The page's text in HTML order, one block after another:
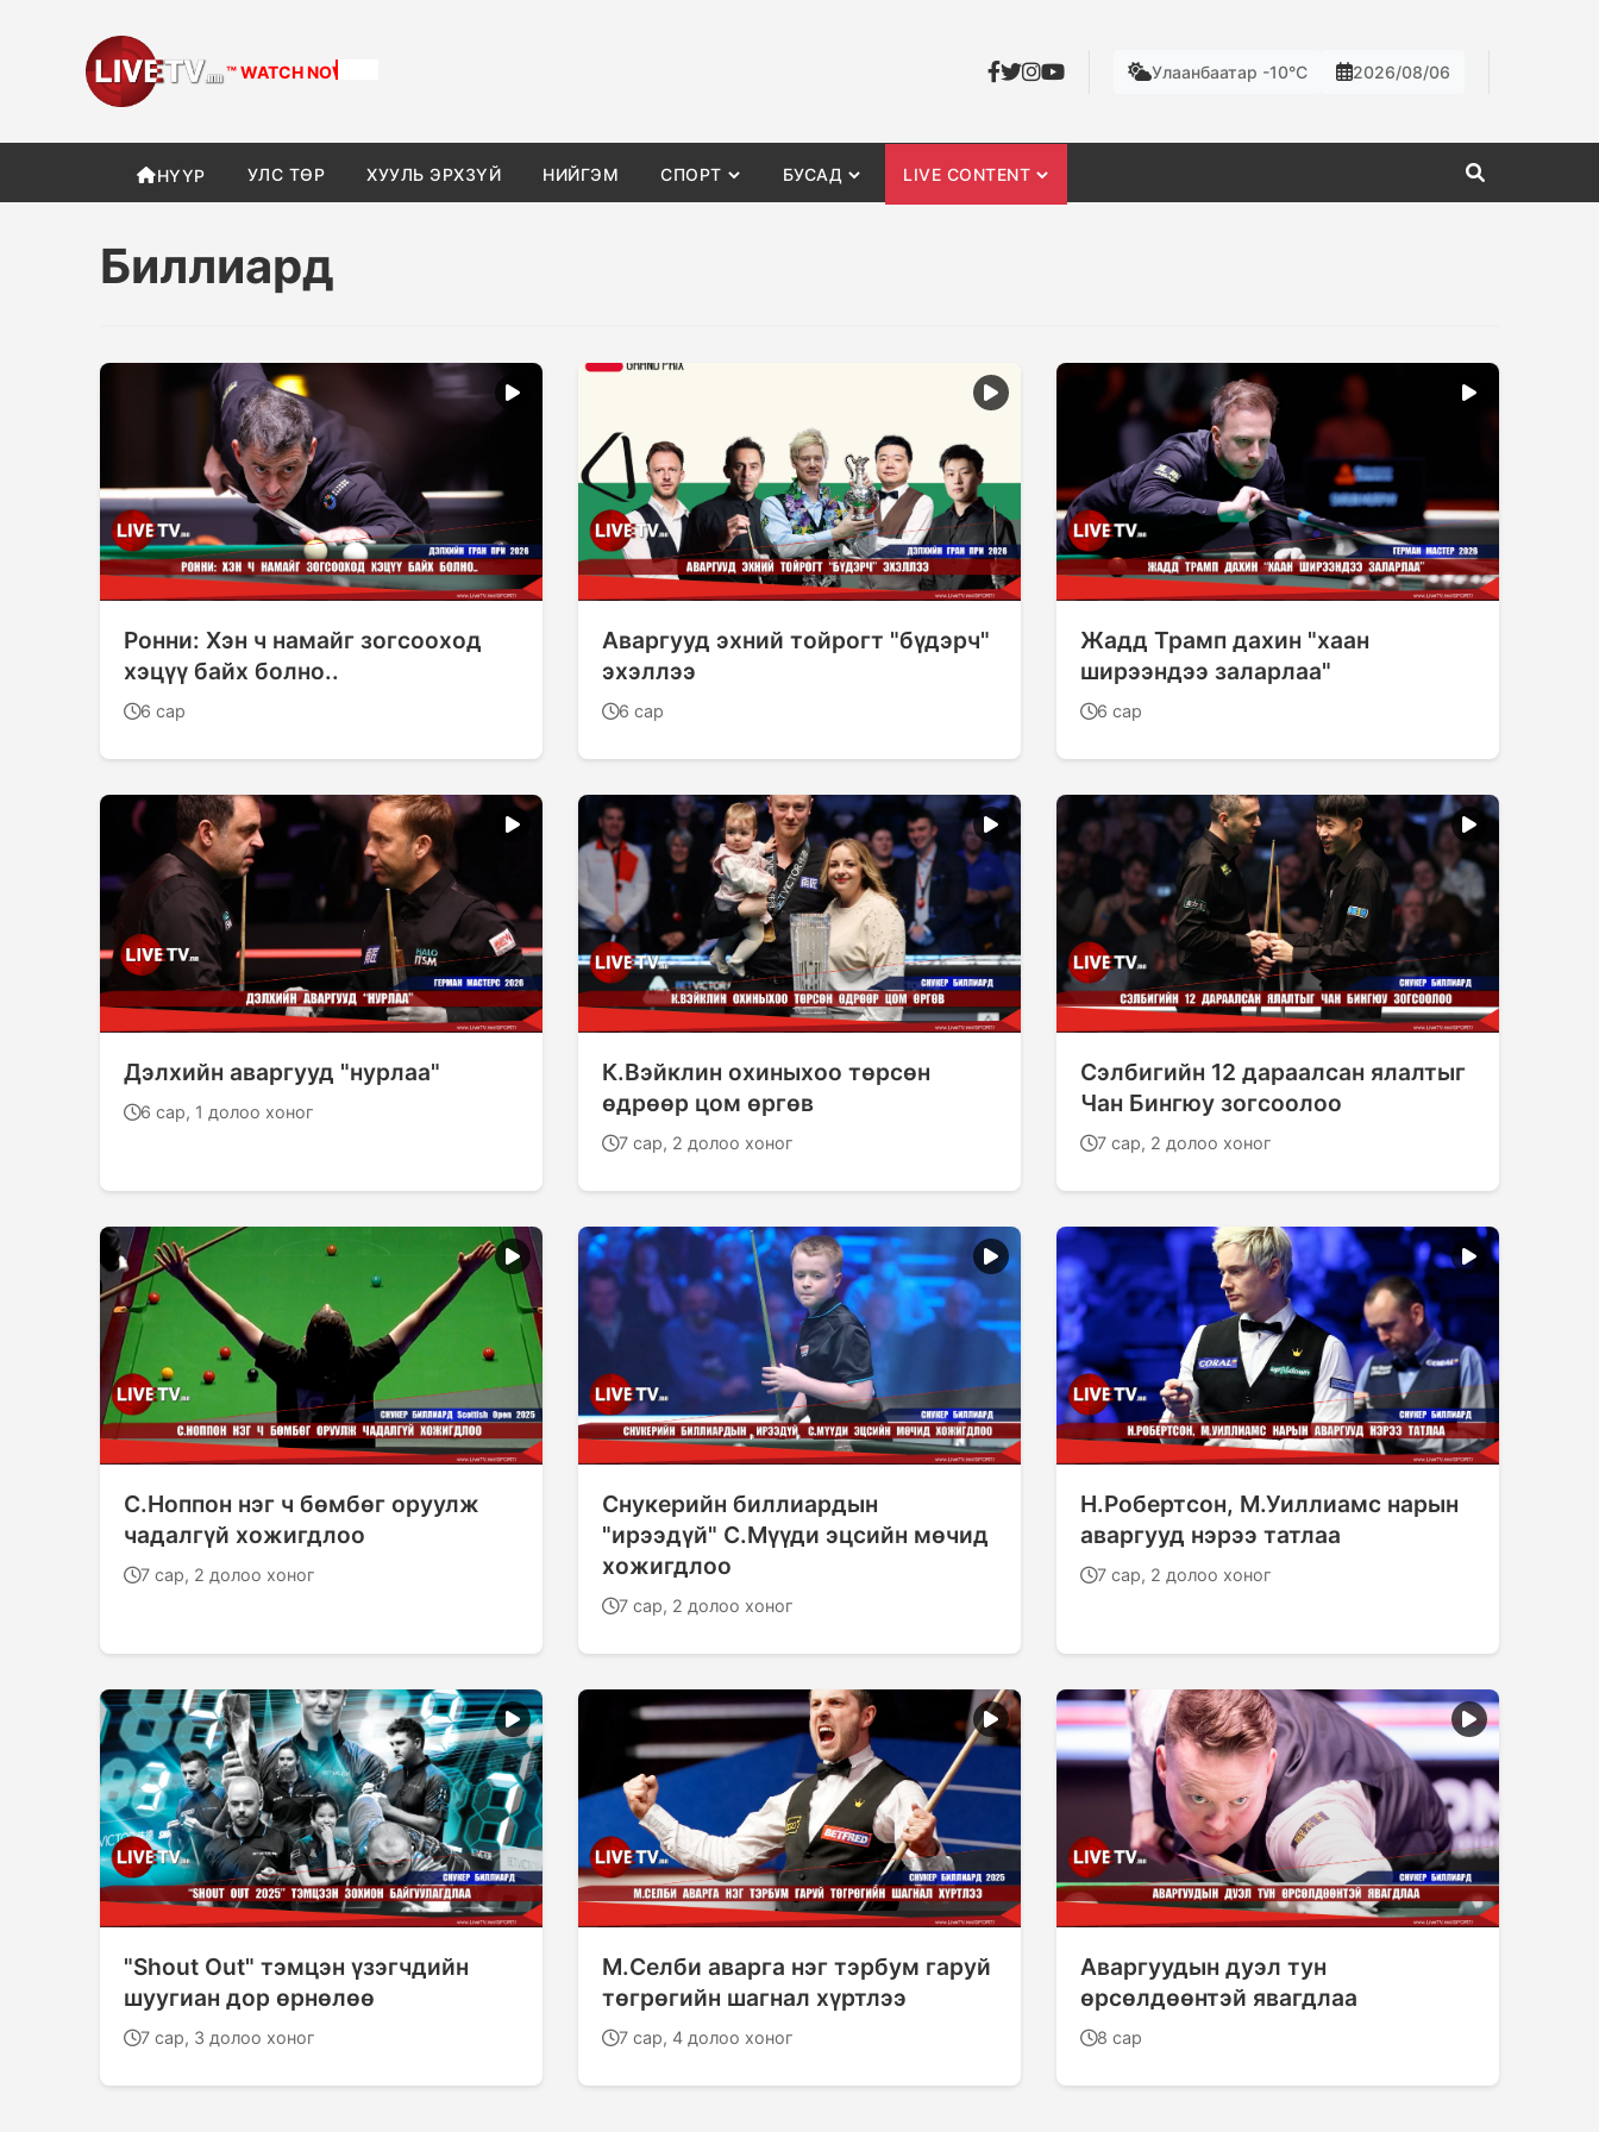
™ WATCH NOW Улаанбаатар -10°C 2026/08/06
НҮҮР УЛС ТӨР ХУУЛЬ ЭРХЗҮЙ НИЙГЭМ СПОРТ БУСАД LIVE CONTENT
Биллиард
Ронни: Хэн ч намайг зогсооход
хэцүү байх болно..
6 сар
Аваргууд эхний тойрогт "бүдэрч"
эхэллээ
6 сар
Жадд Трамп дахин "хаан
ширээндээ заларлаа"
6 сар
Дэлхийн аваргууд "нурлаа"
6 сар, 1 долоо хоног
К.Вэйклин охиныхоо төрсөн
өдрөөр цом өргөв
7 сар, 2 долоо хоног
Сэлбигийн 12 дараалсан ялалтыг
Чан Бингюу зогсоолоо
7 сар, 2 долоо хоног
С.Ноппон нэг ч бөмбөг оруулж
чадалгүй хожигдлоо
7 сар, 2 долоо хоног
Снукерийн биллиардын
"ирээдүй" С.Мүүди эцсийн мөчид
хожигдлоо
7 сар, 2 долоо хоног
Н.Робертсон, М.Уиллиамс нарын
аваргууд нэрээ татлаа
7 сар, 2 долоо хоног
"Shout Out" тэмцэн үзэгчдийн
шуугиан дор өрнөлөө
7 сар, 3 долоо хоног
М.Селби аварга нэг тэрбум гаруй
төгрөгийн шагнал хүртлээ
7 сар, 4 долоо хоног
Аваргуудын дуэл тун
өрсөлдөөнтэй явагдлаа
8 сар